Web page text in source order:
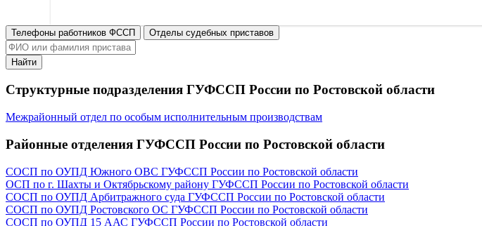
Телефоны работников ФССП Отделы судебных приставов
Найти
Структурные подразделения ГУФССП России по Ростовской области
Межрайонный отдел по особым исполнительным производствам
Районные отделения ГУФССП России по Ростовской области
СОСП по ОУПД Южного ОВС ГУФССП России по Ростовской области
ОСП по г. Шахты и Октябрьскому району ГУФССП России по Ростовской области
СОСП по ОУПД Арбитражного суда ГУФССП России по Ростовской области
СОСП по ОУПД Ростовского ОС ГУФССП России по Ростовской области
СОСП по ОУПД 15 ААС ГУФССП России по Ростовской области